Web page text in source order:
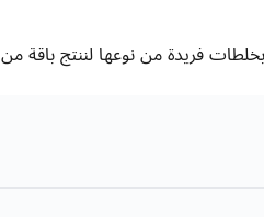
فريدة من نوعها لننتج باقة من